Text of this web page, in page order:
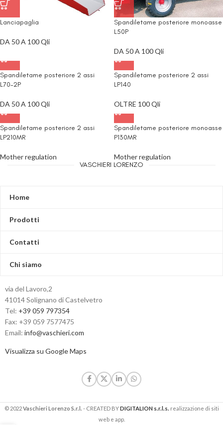
Lanciapaglia
DA 50 A 100 Qli
Spandiletame posteriore monoasse
L50P
DA 50 A 100 Qli
Spandiletame posteriore 2 assi
L70-2P
DA 50 A 100 Qli
Spandiletame posteriore 2 assi
LP140
OLTRE 100 Qli
Spandiletame posteriore 2 assi
LP210MR
Mother regulation
Spandiletame posteriore monoasse
P130MR
Mother regulation
VASCHIERI LORENZO
Home
Prodotti
Contatti
Chi siamo
via del Lavoro,2
41014 Solignano di Castelvetro
Tel: +39 059 797354
Fax: +39 059 7577475
Email: info@vaschieri.com
Visualizza su Google Maps
© 2022Vaschieri Lorenzo S.r.l. - CREATED BYDIGITALION s.r.l.s. realizzazione di siti
web e app.